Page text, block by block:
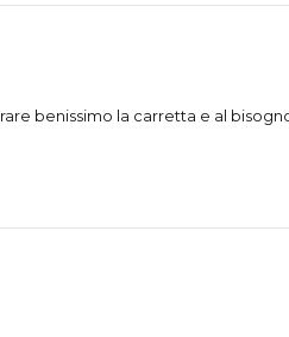
benissimo la carretta e al